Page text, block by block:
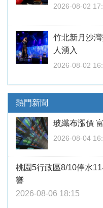
2026-08-02
竹北新月沙
人湧入
2026-08-02
熱門新聞
玻纖布漲價
2026-08-04
桃園5行政區8/10停水
響
2026-08-06 18:15